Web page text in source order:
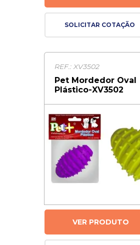
SOLICITAR COTAÇÃO
REF.: XV3502
Pet Mordedor Oval
Plástico-XV3502
VER PRODUTO